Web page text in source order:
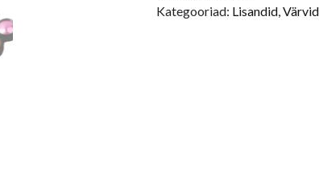
Kategooriad: Lisandid,